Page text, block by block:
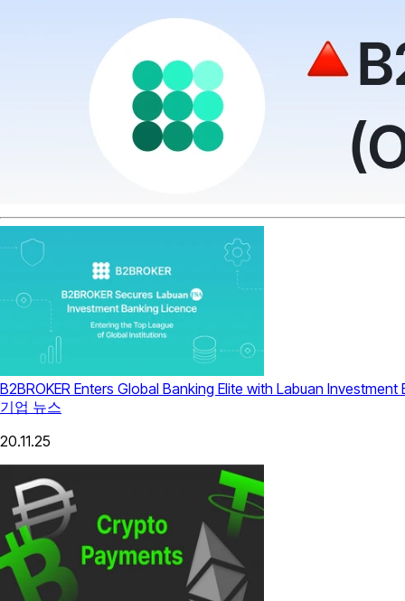
B2BROKER Enters Global Banking Elite with Labuan
기업 뉴스
20.11.25